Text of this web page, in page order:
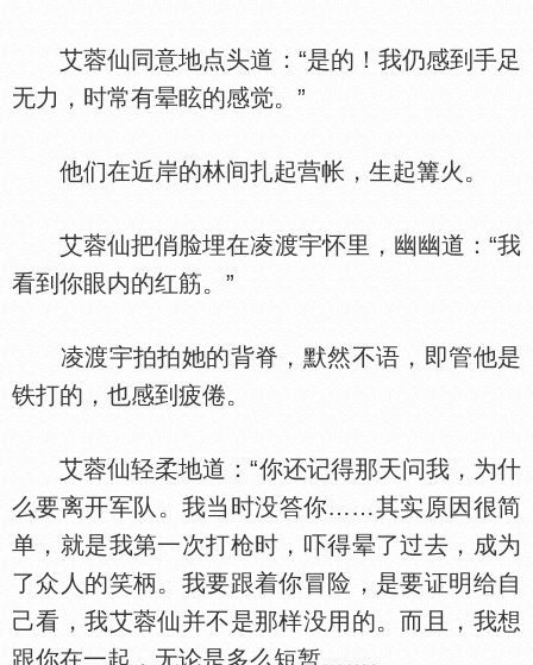
艾蓉仙同意地点头道：“是的！我仍感到手足
无力，时常有晕眩的感觉。”
他们在近岸的林间扎起营帐，生起篝火。
艾蓉仙把俏脸埋在凌渡宇怀里，幽幽道：“我
看到你眼内的红筋。”
凌渡宇拍拍她的背脊，默然不语，即管他是
铁打的，也感到疲倦。
艾蓉仙轻柔地道：“你还记得那天问我，为什
么要离开军队。我当时没答你……其实原因很简
单，就是我第一次打枪时，吓得晕了过去，成为
了众人的笑柄。我要跟着你冒险，是要证明给自
己看，我艾蓉仙并不是那样没用的。而且，我想
跟你在一起，无论是多么短暂……。